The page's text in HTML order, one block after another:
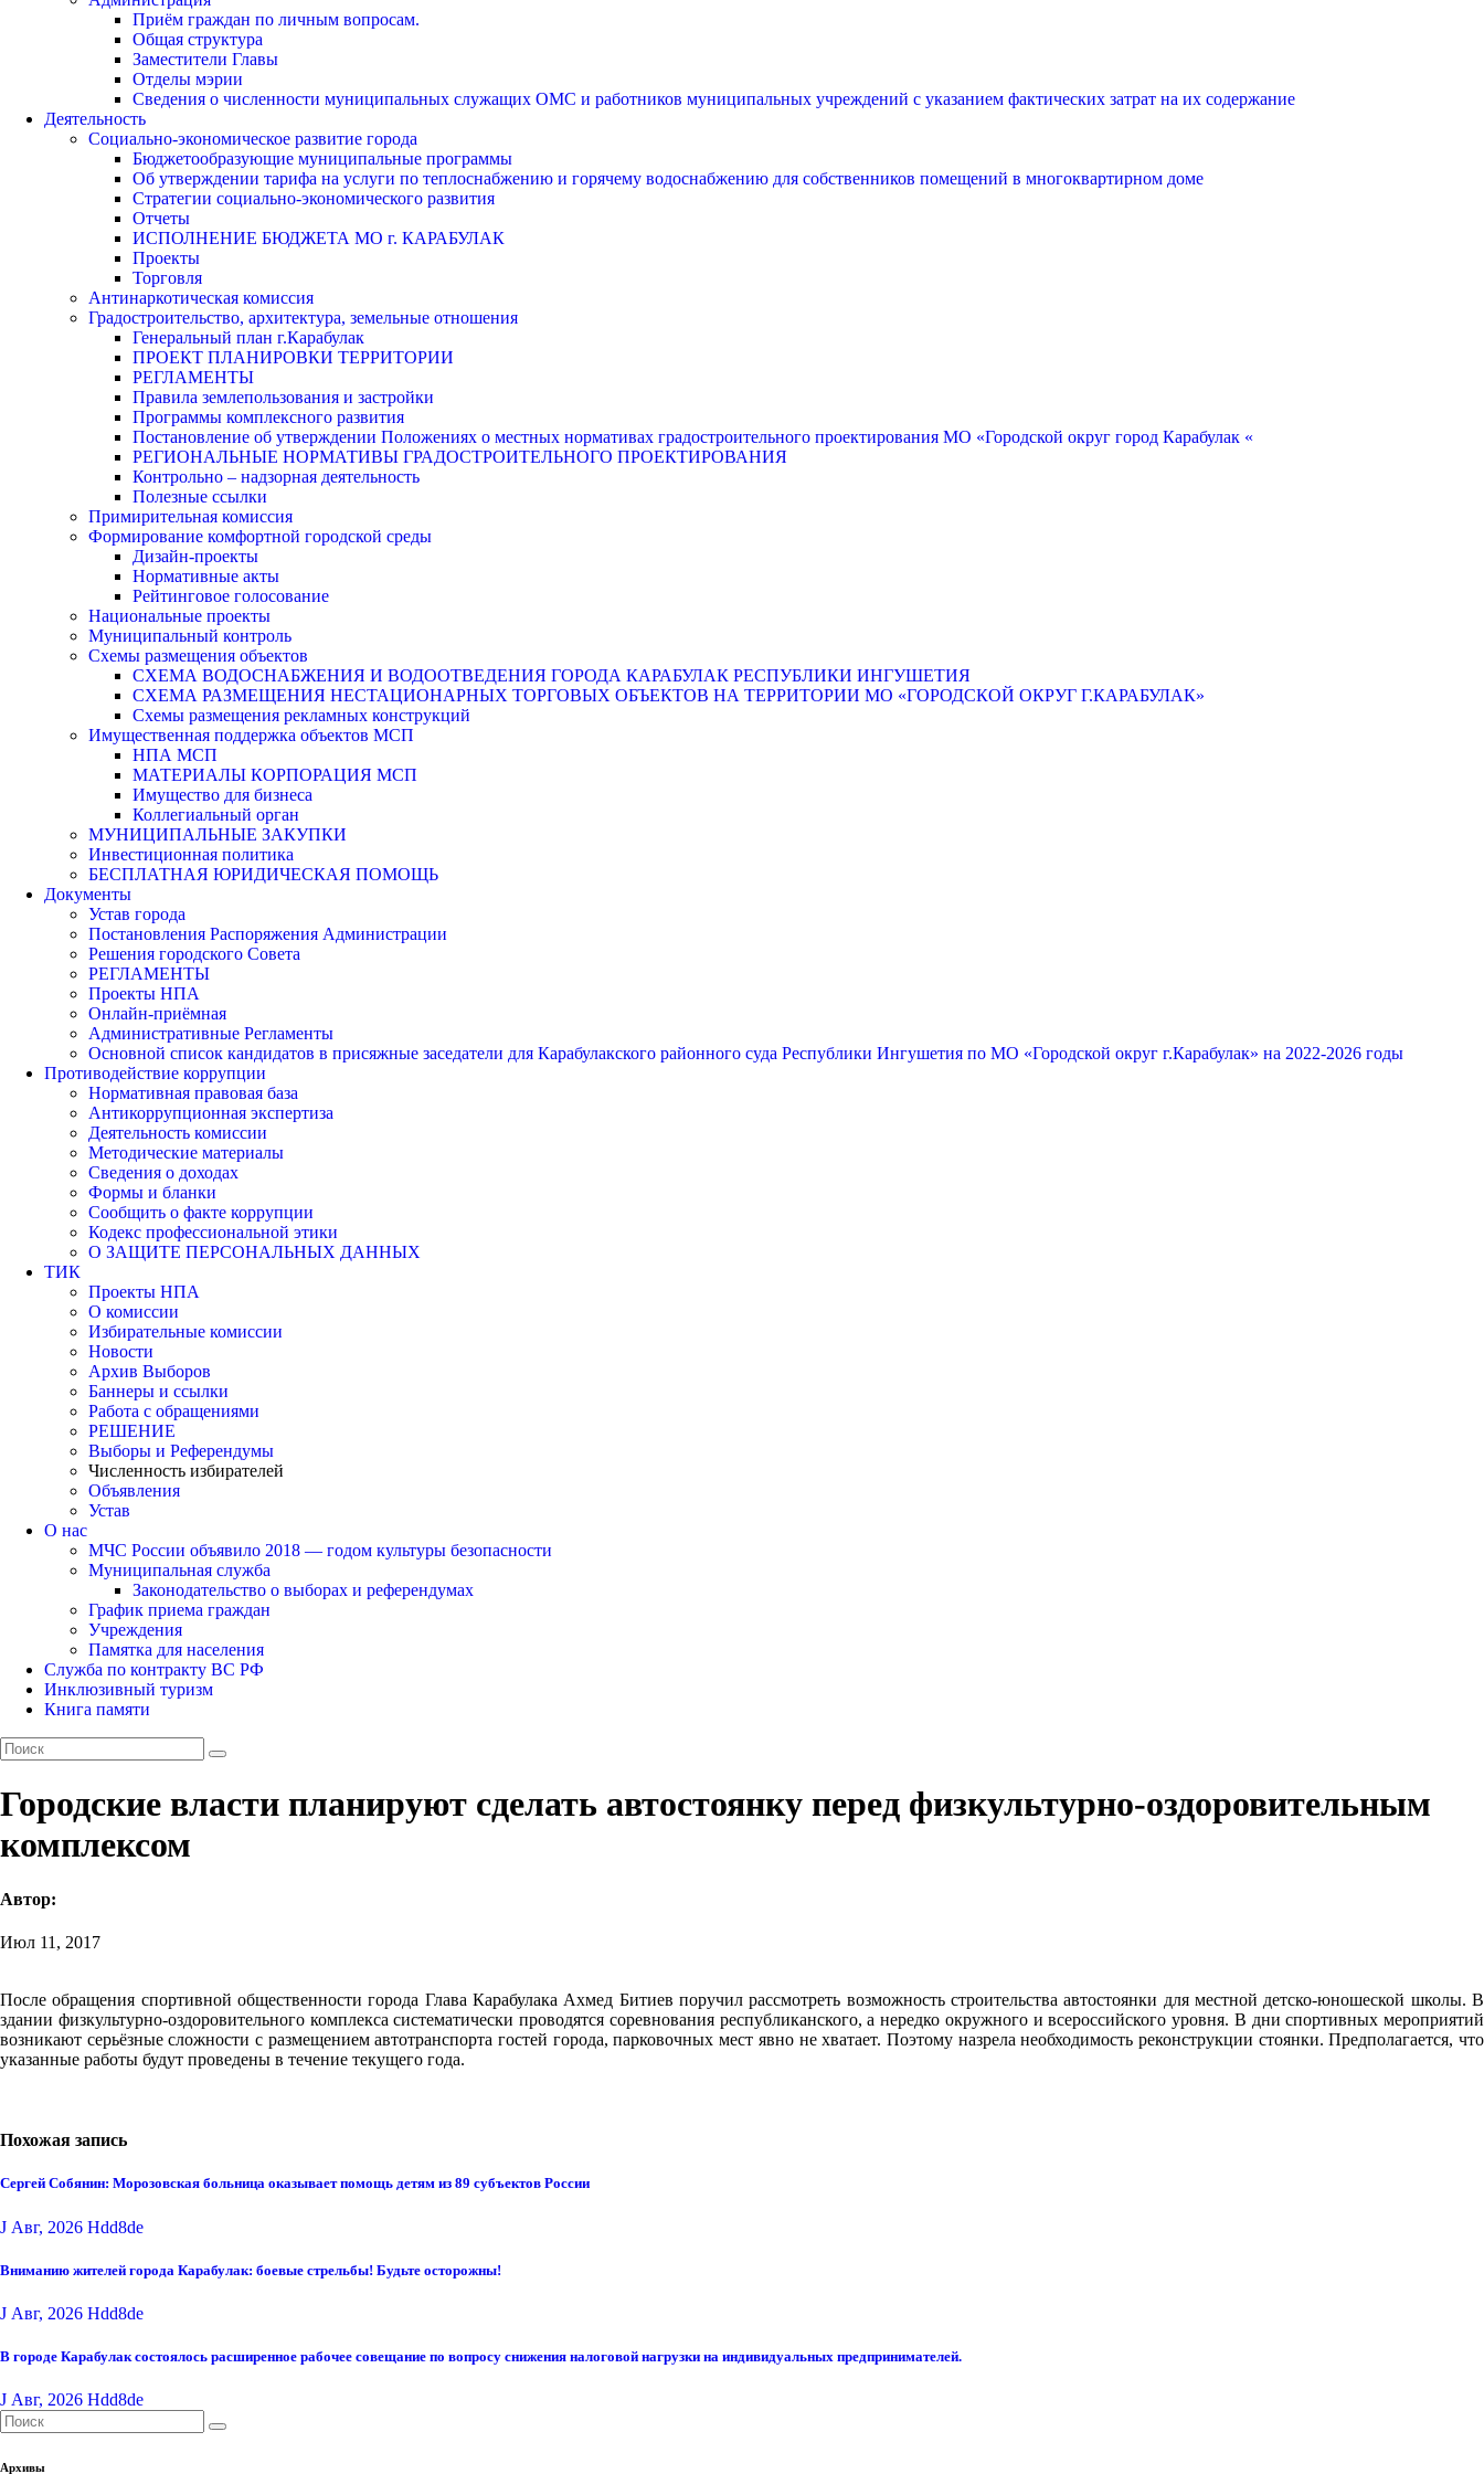
Приём граждан по личным вопросам.
Общая структура
Заместители Главы
Отделы мэрии
Сведения о численности муниципальных служащих ОМС и работников муниципальных учреждений с указанием фактических затрат на их содержание
Деятельность
Социально-экономическое развитие города
Бюджетообразующие муниципальные программы
Об утверждении тарифа на услуги по теплоснабжению и горячему водоснабжению для собственников помещений в многоквартирном доме
Стратегии социально-экономического развития
Отчеты
ИСПОЛНЕНИЕ БЮДЖЕТА МО г. КАРАБУЛАК
Проекты
Торговля
Антинаркотическая комиссия
Градостроительство, архитектура, земельные отношения
Генеральный план г.Карабулак
ПРОЕКТ ПЛАНИРОВКИ ТЕРРИТОРИИ
РЕГЛАМЕНТЫ
Правила землепользования и застройки
Программы комплексного развития
Постановление об утверждении Положениях о местных нормативах градостроительного проектирования МО «Городской округ город Карабулак «
РЕГИОНАЛЬНЫЕ НОРМАТИВЫ ГРАДОСТРОИТЕЛЬНОГО ПРОЕКТИРОВАНИЯ
Контрольно – надзорная деятельность
Полезные ссылки
Примирительная комиссия
Формирование комфортной городской среды
Дизайн-проекты
Нормативные акты
Рейтинговое голосование
Национальные проекты
Муниципальный контроль
Схемы размещения объектов
СХЕМА ВОДОСНАБЖЕНИЯ И ВОДООТВЕДЕНИЯ ГОРОДА КАРАБУЛАК РЕСПУБЛИКИ ИНГУШЕТИЯ
СХЕМА РАЗМЕЩЕНИЯ НЕСТАЦИОНАРНЫХ ТОРГОВЫХ ОБЪЕКТОВ НА ТЕРРИТОРИИ МО «ГОРОДСКОЙ ОКРУГ Г.КАРАБУЛАК»
Схемы размещения рекламных конструкций
Имущественная поддержка объектов МСП
НПА МСП
МАТЕРИАЛЫ КОРПОРАЦИЯ МСП
Имущество для бизнеса
Коллегиальный орган
МУНИЦИПАЛЬНЫЕ ЗАКУПКИ
Инвестиционная политика
БЕСПЛАТНАЯ ЮРИДИЧЕСКАЯ ПОМОЩЬ
Документы
Устав города
Постановления Распоряжения Администрации
Решения городского Совета
РЕГЛАМЕНТЫ
Проекты НПА
Онлайн-приёмная
Административные Регламенты
Основной список кандидатов в присяжные заседатели для Карабулакского районного суда Республики Ингушетия по МО «Городской округ г.Карабулак» на 2022-2026 годы
Противодействие коррупции
Нормативная правовая база
Антикоррупционная экспертиза
Деятельность комиссии
Методические материалы
Сведения о доходах
Формы и бланки
Сообщить о факте коррупции
Кодекс профессиональной этики
О ЗАЩИТЕ ПЕРСОНАЛЬНЫХ ДАННЫХ
ТИК
Проекты НПА
О комиссии
Избирательные комиссии
Новости
Архив Выборов
Баннеры и ссылки
Работа с обращениями
РЕШЕНИЕ
Выборы и Референдумы
Численность избирателей
Объявления
Устав
О нас
МЧС России объявило 2018 — годом культуры безопасности
Муниципальная служба
Законодательство о выборах и референдумах
График приема граждан
Учреждения
Памятка для населения
Служба по контракту ВС РФ
Инклюзивный туризм
Книга памяти
Городские власти планируют сделать автостоянку перед физкультурно-оздоровительным
комплексом
Автор:
Июл 11, 2017
После обращения спортивной общественности города Глава Карабулака Ахмед Битиев поручил рассмотреть возможность строительства автостоянки для местной детско-юношеской школы. В
здании физкультурно-оздоровительного комплекса систематически проводятся соревнования республиканского, а нередко окружного и всероссийского уровня. В дни спортивных мероприятий
возникают серьёзные сложности с размещением автотранспорта гостей города, парковочных мест явно не хватает. Поэтому назрела необходимость реконструкции стоянки. Предполагается, что
указанные работы будут проведены в течение текущего года.
Похожая запись
Сергей Собянин: Морозовская больница оказывает помощь детям из 89 субъектов России
J Авг, 2026 Hdd8de
Вниманию жителей города Карабулак: боевые стрельбы! Будьте осторожны!
J Авг, 2026 Hdd8de
В городе Карабулак состоялось расширенное рабочее совещание по вопросу снижения налоговой нагрузки на индивидуальных предпринимателей.
J Авг, 2026 Hdd8de
Архивы